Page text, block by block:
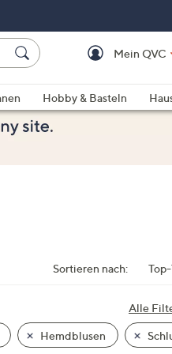
Mein QVC
Hobby & Basteln
Sortieren nach:
Alle
Hemdblusen